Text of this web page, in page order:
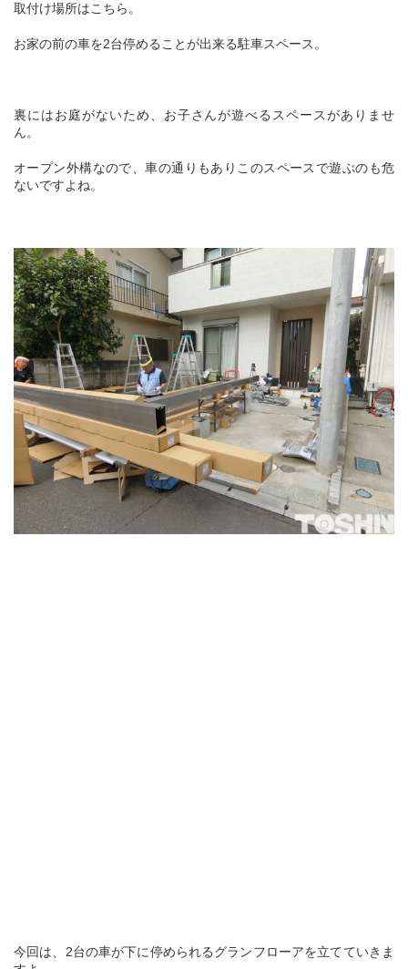
取付け場所はこちら。
お家の前の車を2台停めることが出来る駐車スペース。
裏にはお庭がないため、お子さんが遊べるスペースがありませ
ん。
オープン外構なので、車の通りもありこのスペースで遊ぶのも危
ないですよね。
今回は、2台の車が下に停められるグランフローアを立てていきま